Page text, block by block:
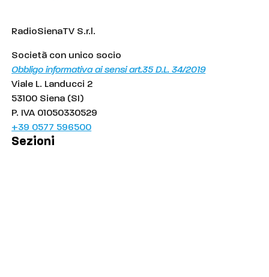
RadioSienaTV S.r.l.
Società con unico socio
Obbligo informativa ai sensi art.35 D.L. 34/2019
Viale L. Landucci 2
53100 Siena (SI)
P. IVA 01050330529
+39 0577 596500
Sezioni